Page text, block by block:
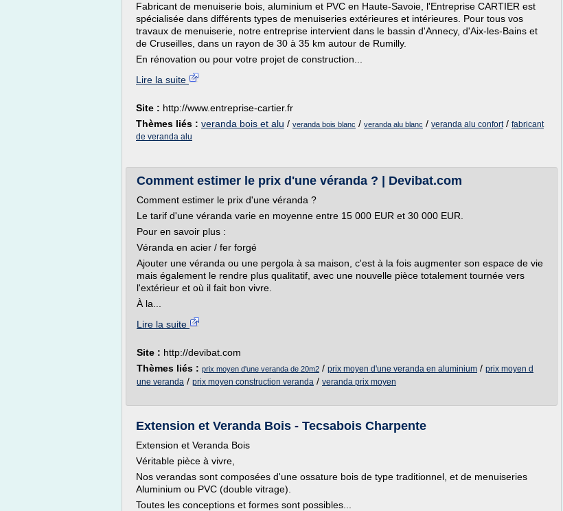
Fabricant de menuiserie bois, aluminium et PVC en Haute-Savoie, l'Entreprise CARTIER est
spécialisée dans différents types de menuiseries extérieures et intérieures. Pour tous vos
travaux de menuiserie, notre entreprise intervient dans le bassin d'Annecy, d'Aix-les-Bains et
de Cruseilles, dans un rayon de 30 à 35 km autour de Rumilly.
En rénovation ou pour votre projet de construction...
Lire la suite
Site : http://www.entreprise-cartier.fr
Thèmes liés : veranda bois et alu / veranda bois blanc / veranda alu blanc / veranda alu confort/ fabricant
de veranda alu
Comment estimer le prix d'une véranda ? | Devibat.com
Comment estimer le prix d'une véranda ?
Le tarif d'une véranda varie en moyenne entre 15 000 EUR et 30 000 EUR.
Pour en savoir plus :
Véranda en acier / fer forgé
Ajouter une véranda ou une pergola à sa maison, c'est à la fois augmenter son espace de vie
mais également le rendre plus qualitatif, avec une nouvelle pièce totalement tournée vers
l'extérieur et où il fait bon vivre.
À la...
Lire la suite
Site : http://devibat.com
Thèmes liés : prix moyen d'une veranda de 20m2 / prix moyen d'une veranda en aluminium / prix moyen d
une veranda / prix moyen construction veranda / veranda prix moyen
Extension et Veranda Bois - Tecsabois Charpente
Extension et Veranda Bois
Véritable pièce à vivre,
Nos verandas sont composées d'une ossature bois de type traditionnel, et de menuiseries
Aluminium ou PVC (double vitrage).
Toutes les conceptions et formes sont possibles...